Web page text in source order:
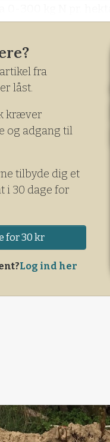
fra
låst.
kræver
og adgang til
tilbyde dig et
i 30 dage for
for 30 kr
Log ind her